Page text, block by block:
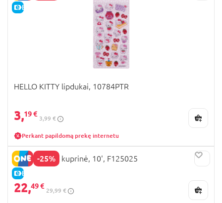
E-KAINA
HELLO KITTY lipdukai, 10784PTR
3,19 €
3,99 €
Perkant papildomą prekę internetu
-25%
E-KAINA
HELLO KITTY kuprinė, 10', F125025
22,49 €
29,99 €